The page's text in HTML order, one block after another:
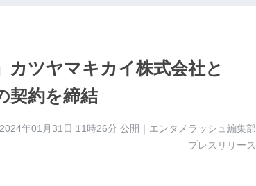
カツヤマキカイ株式会社と
契約を締結
2024年01月31日 11時26分 公開｜エンタメラッシュ編集部
プレスリリース